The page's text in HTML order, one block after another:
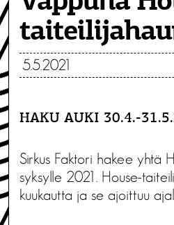
5.5.2021
HAKU AUKI 30.4.-
Sirkus Faktori hakee yhtä
syksylle 2021. House-
kuukautta ja se ajoittuu